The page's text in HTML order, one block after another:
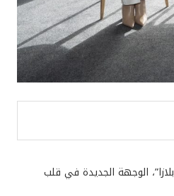
الوجهة الجديدة في قلب